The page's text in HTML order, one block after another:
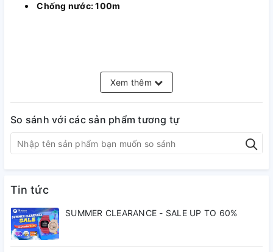
Chống nước: 100m
giới đến từ xứ sở hoa anh đào được thành lập vào năm 1881.
Sau hơn 130 năm hình thành và phát triển, thế giới đã ghi
công nghiệp sản xuất “máy đo thời gian” cùng nhiều ngành
công nghiệp có liên quan mang tên thương hiệu
. Từ
đó, biến lịch sử đồng hồSeikotrở thành một trong những
Xem thêm
So sánh với các sản phẩm tương tự
Tin tức
SUMMER CLEARANCE - SALE UP TO 60%